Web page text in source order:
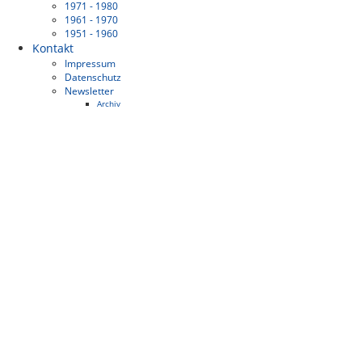
1971 - 1980
1961 - 1970
1951 - 1960
Kontakt
Impressum
Datenschutz
Newsletter
Archiv